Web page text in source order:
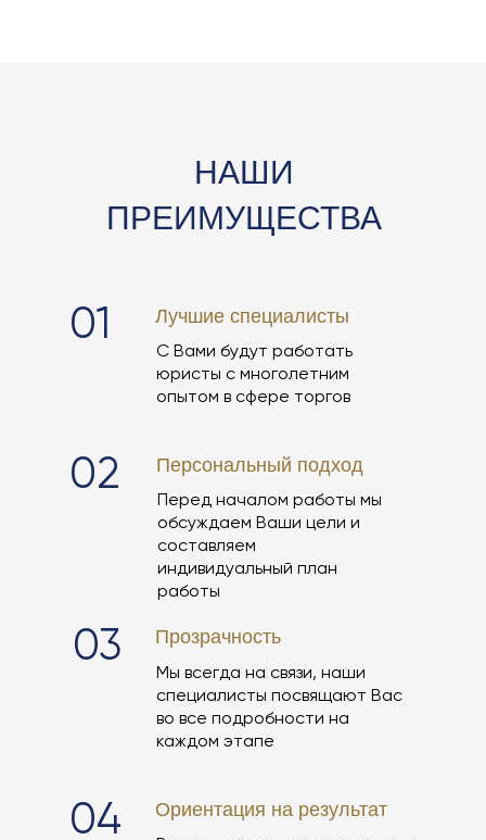
НАШИ
ПРЕИМУЩЕСТВА
Лучшие специалисты
С Вами будут работать
юристы с многолетним
опытом в сфере торгов
Персональный подход
Перед началом работы мы
обсуждаем Ваши цели и
составляем
индивидуальный план
работы
Прозрачность
Мы всегда на связи, наши
специалисты посвящают Вас
во все подробности на
каждом этапе
Ориентация на результат
01
02
03
04